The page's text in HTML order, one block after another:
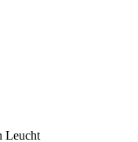
Leucht